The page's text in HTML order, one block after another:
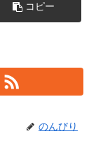
コピー
のんびり